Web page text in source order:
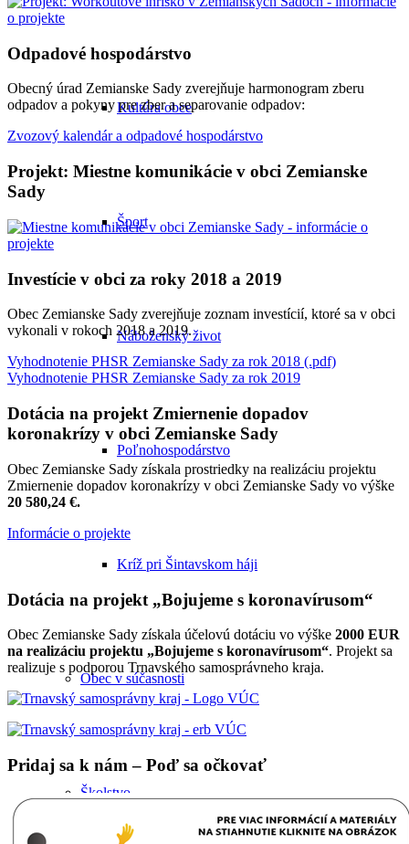
Kultúra obce
Šport
Náboženský život
Poľnohospodárstvo
Kríž pri Šintavskom háji
Obec v súčasnosti
Školstvo
Odpadové hospodárstvo
Obecný úrad Zemianske Sady zverejňuje harmonogram zberu
odpadov a pokyny pre zber a separovanie odpadov:
Zvozový kalendár a odpadové hospodárstvo
Projekt: Miestne komunikácie v obci Zemianske
Sady
Investície v obci za roky 2018 a 2019
Obec Zemianske Sady zverejňuje zoznam investícií, ktoré sa v obci
vykonali v rokoch 2018 a 2019.
Vyhodnotenie PHSR Zemianske Sady za rok 2018 (.pdf)
Vyhodnotenie PHSR Zemianske Sady za rok 2019
Dotácia na projekt Zmiernenie dopadov
koronakrízy v obci Zemianske Sady
Obec Zemianske Sady získala prostriedky na realizáciu projektu
Zmiernenie dopadov koronakrízy v obci Zemianske Sady vo výške
20 580,24 €.
Informácie o projekte
Dotácia na projekt „Bojujeme s koronavírusom“
Obec Zemianske Sady získala účelovú dotáciu vo výške 2000 EUR
na realizáciu projektu „Bojujeme s koronavírusom“. Projekt sa
realizuje s podporou Trnavského samosprávneho kraja.
Pridaj sa k nám – Poď sa očkovať